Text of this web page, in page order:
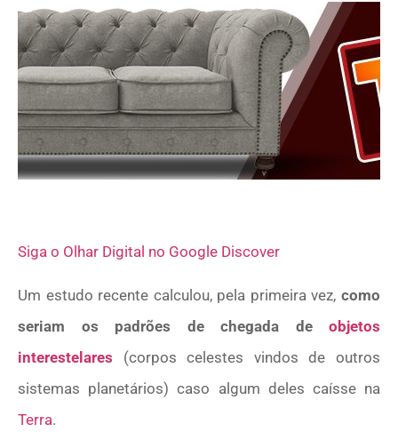
Siga o Olhar Digital no Google Discover
Um estudo recente calculou, pela primeira vez, como
seriam os padrões de chegada de objetos
interestelares (corpos celestes vindos de outros
sistemas planetários) caso algum deles caísse na
Terra.